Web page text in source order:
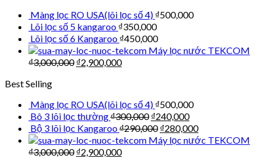
Màng lọc RO USA(lõi lọc số 4) ₫500,000
Lõi lọc số 5 kangaroo ₫350,000
Lõi lọc số 6 Kangaroo ₫450,000
Máy lọc nước TEKCOM
₫3,000,000 ₫2,900,000
Best Selling
Màng lọc RO USA(lõi lọc số 4) ₫500,000
Bô 3 lõi lọc thường₫300,000 ₫240,000
Bộ 3 lõi lọc Kangaroo₫290,000 ₫280,000
Máy lọc nước TEKCOM
₫3,000,000 ₫2,900,000